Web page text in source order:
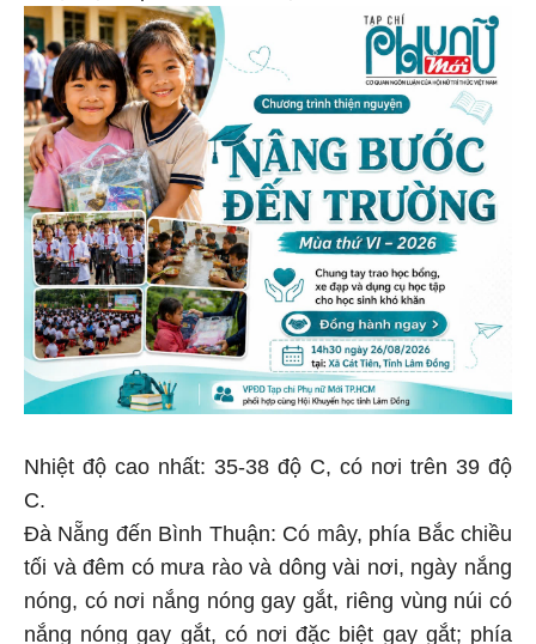
Nhiệt độ cao nhất: 35-38 độ C, có nơi trên 39 độ
C.
Đà Nẵng đến Bình Thuận: Có mây, phía Bắc chiều
tối và đêm có mưa rào và dông vài nơi, ngày nắng
nóng, có nơi nắng nóng gay gắt, riêng vùng núi có
nắng nóng gay gắt, có nơi đặc biệt gay gắt; phía